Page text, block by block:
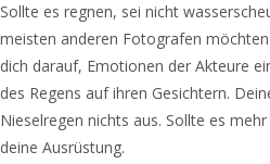
Sollte es regnen, sei nicht
meisten anderen Fotografen
dich darauf, Emotionen der Akteure
des Regens auf ihren Gesichtern.
Nieselregen nichts aus. Sollte es
deine Ausrüstung.